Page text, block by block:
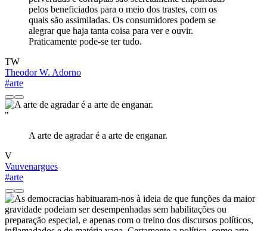
pelos beneficiados para o meio dos trastes, com os
quais são assimiladas. Os consumidores podem se
alegrar que haja tanta coisa para ver e ouvir.
Praticamente pode-se ter tudo.
TW
Theodor W. Adorno
#arte
"
A arte de agradar é a arte de enganar.
V
Vauvenargues
#arte